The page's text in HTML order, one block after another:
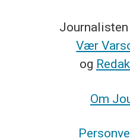
Vær
og
Om